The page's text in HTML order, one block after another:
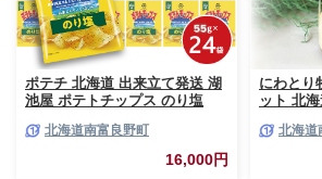
ポテチ 北海道 出来立て発送 湖
池屋 ポテトチップス のり塩
じゃがいも スナック スナック
菓子 ポテトチップ チップス ポ
テト 芋 菓子 お菓子 おやつ 大
北海道南富良野町
16,000円
にわと
ット 北
ツ お菓子
北海道